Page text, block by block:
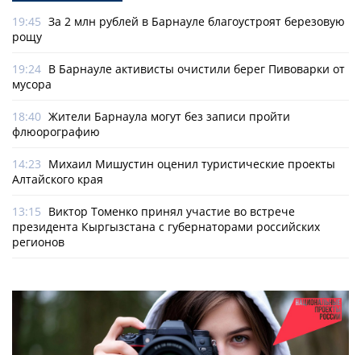
19:45 За 2 млн рублей в Барнауле благоустроят березовую
рощу
19:24 В Барнауле активисты очистили берег Пивоварки от
мусора
18:40 Жители Барнаула могут без записи пройти
флюорографию
14:23 Михаил Мишустин оценил туристические проекты
Алтайского края
13:15 Виктор Томенко принял участие во встрече
президента Кыргызстана с губернаторами российских
регионов